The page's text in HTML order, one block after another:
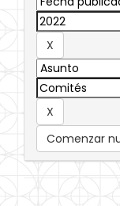
Comenzar